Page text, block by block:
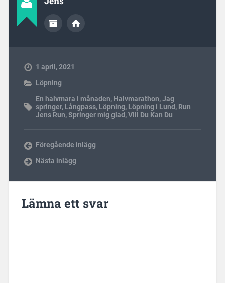
1 april, 2021
Löpning
En halvmara i månaden, Halvmarathon,Jag
springer, Långpass, Löpning, Löpning i Lund , Run
Jens Run,Springer mig glad ,Vill Du Kan Du
Föregående inlägg
Nästa inlägg
Lämna ett svar